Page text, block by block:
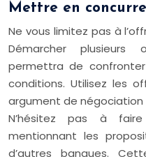
Mettre en
Ne vous limitez pas à
Démarcher plusieurs
permettra de
conditions. Utilisez les
argument de négociation
N’hésitez pas à
mentionnant les
d’autres banques.